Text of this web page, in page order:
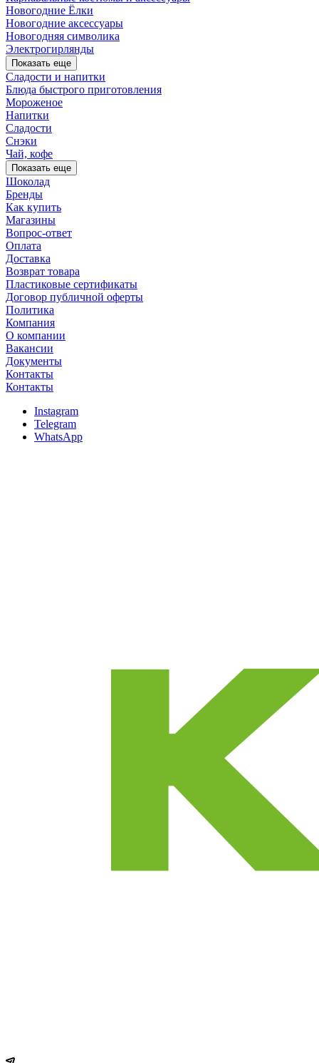
Новогодние Ёлки
Новогодние аксессуары
Новогодняя символика
Электрогирлянды
Показать еще
Сладости и напитки
Блюда быстрого приготовления
Мороженое
Напитки
Сладости
Снэки
Чай, кофе
Показать еще
Шоколад
Бренды
Как купить
Магазины
Вопрос-ответ
Оплата
Доставка
Возврат товара
Пластиковые сертификаты
Договор публичной оферты
Политика
Компания
О компании
Вакансии
Документы
Контакты
Контакты
Instagram
Telegram
WhatsApp